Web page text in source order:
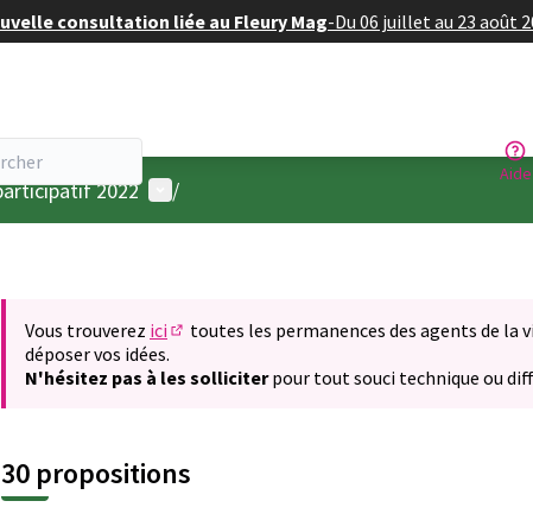
consultation liée au Fleury Mag-Du 06 juillet au 23 août
Aide
2022 Menu utilisateur
/
Vous trouverez ici
(S'ouvre dans un nouvel onglet)
toutes les permanences des agents de la
déposer vos idées.
N'hésitez pas à les solliciterpour tout souci technique ou
30 propositions